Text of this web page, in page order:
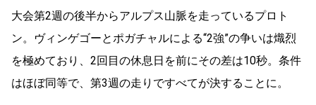
大会第2週の後半からアルプス山脈を走っているプロト
ン。ヴィンゲゴーとポガチャルによる“2強”の争いは熾烈
を極めており、2回目の休息日を前にその差は10秒。条件
はほぼ同等で、第3週の走りですべてが決することに。